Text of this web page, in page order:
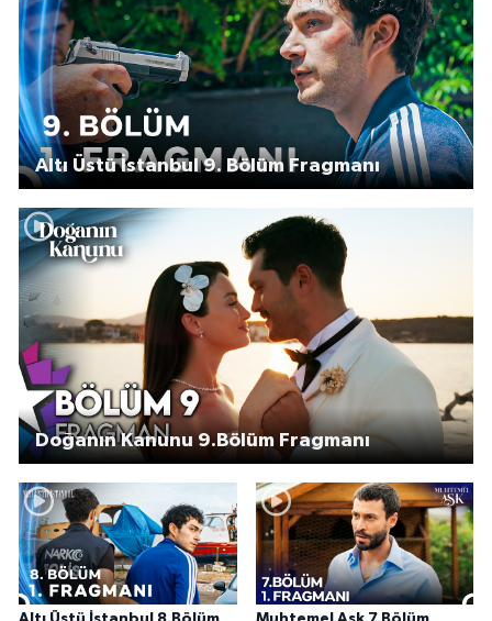
Altı Üstü İstanbul 9. Bölüm Fragmanı
Doğanın Kanunu 9.Bölüm Fragmanı